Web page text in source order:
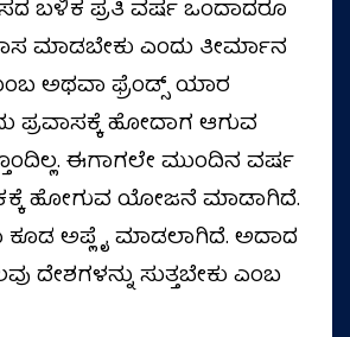
ಬಳಿಕ ಪ್ರತಿ ವರ್ಷ ಒಂದಾದರೂ
ಮಾಡಬೇಕು ಎಂದು ತೀರ್ಮಾನ
ಅಥವಾ ಫ್ರೆಂಡ್ಸ್‌ ಯಾರ
ಪ್ರವಾಸಕ್ಕೆ ಹೋದಾಗ ಆಗುವ
ಈಗಾಗಲೇ ಮುಂದಿನ ವರ್ಷ
ಹೋಗುವ ಯೋಜನೆ ಮಾಡಾಗಿದೆ.
ಕೂಡ ಅಪ್ಲೈ ಮಾಡಲಾಗಿದೆ. ಅದಾದ
ದೇಶಗಳನ್ನು ಸುತ್ತಬೇಕು ಎಂಬ